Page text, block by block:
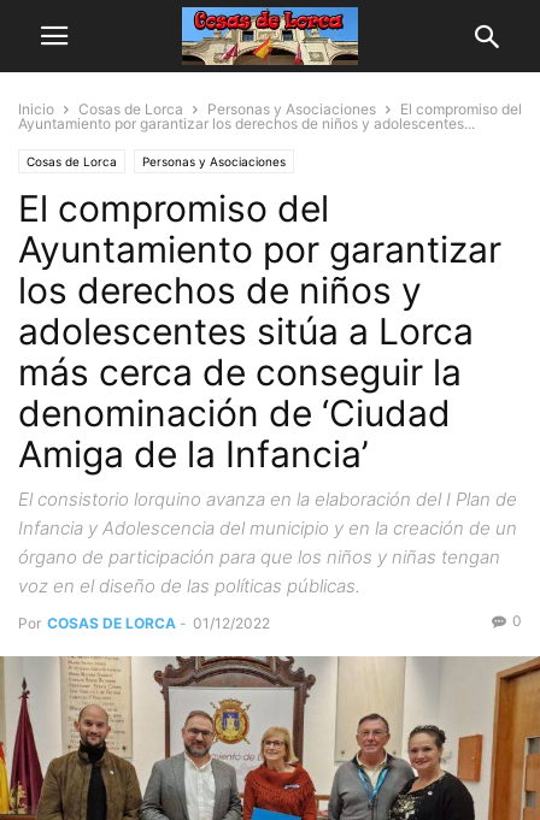
Inicio Cosas de Lorca Personas y Asociaciones
El compromiso del
Ayuntamiento por garantizar los derechos de niños y adolescentes...
Cosas de Lorca Personas y Asociaciones
El compromiso del
Ayuntamiento por garantizar
los derechos de niños y
adolescentes sitúa a Lorca
más cerca de conseguir la
denominación de ‘Ciudad
Amiga de la Infancia’
El consistorio lorquino avanza en la elaboración del I Plan de
Infancia y Adolescencia del municipio y en la creación de un
órgano de participación para que los niños y niñas tengan
voz en el diseño de las políticas públicas.
Por COSAS DE LORCA - 01/12/2022 0